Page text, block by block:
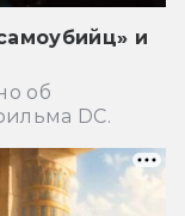
и
об
DC.